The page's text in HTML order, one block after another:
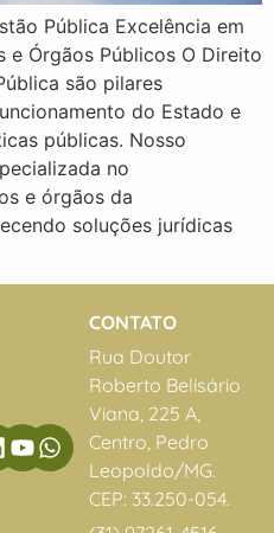
Pública Excelência em
e Órgãos Públicos O Direito
são pilares
do Estado e
públicas. Nosso
no
e órgãos da
soluções jurídicas
CONTATO
Rua Doutor
Roberto Belisário
Viana, 225 A,
Centro, Pedro
Leopoldo/MG.
CEP: 33.250-054.